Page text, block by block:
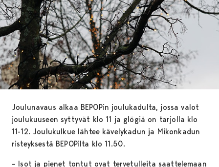
Joulunavaus alkaa BEPOPin joulukadulta, jossa valot
joulukuuseen syttyvät klo 11 ja glögiä on tarjolla klo
11-12. Joulukulkue lähtee kävelykadun ja Mikonkadun
risteyksestä BEPOPilta klo 11.50.
– Isot ja pienet tontut ovat tervetulleita saattelemaan